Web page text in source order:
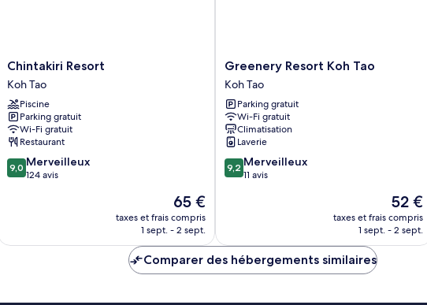
Chintakiri
Resort
Koh
Tao
Chintakiri Resort
Koh Tao
Piscine
Parking gratuit
Wi-Fi gratuit
Restaurant
9.0
sur
9,0 Merveilleux
124 avis
Le
nouveau
prix
de
65 €
65 €
taxes et frais compris
1 sept. - 2 sept.
Greenery
Resort
Koh
Tao
Koh
Tao
Greenery Resort Koh Tao
Koh Tao
Parking gratuit
Wi-Fi gratuit
Climatisation
Laverie
9.2
sur
9,2 Merveilleux
11 avis
Le
nouveau
prix
52 €
taxes et frais compris
1 sept. - 2 sept.
Comparer des hébergements similaires